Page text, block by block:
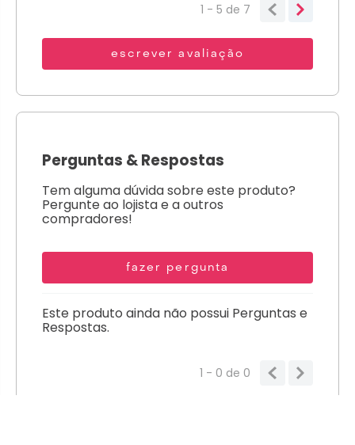
1 - 5 de 7
escrever avaliação
Perguntas &Respostas
Tem alguma dúvida sobre este produto?
Pergunte ao lojista e a outros
compradores!
fazer pergunta
Este produto ainda não possui Perguntas e
Respostas.
1 - 0 de 0